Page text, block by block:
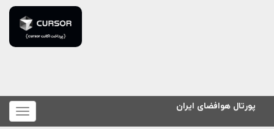
برای
نمایش
پورتال هوافضای ایران